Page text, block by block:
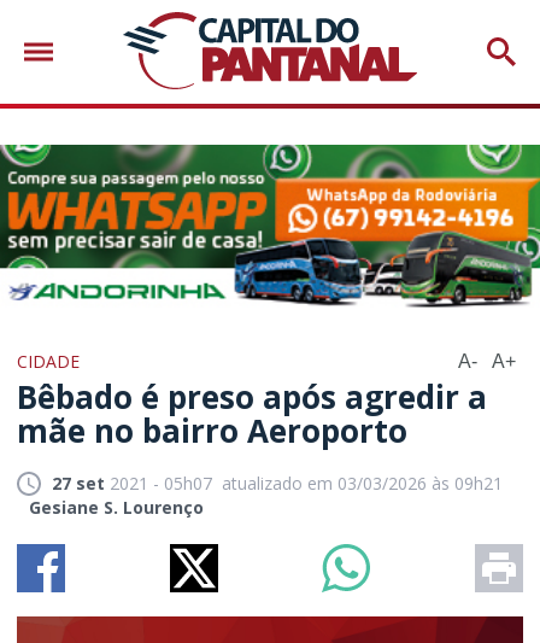
CIDADE A- A+
Bêbado é preso após agredir a
mãe no bairro Aeroporto
27 set 2021 - 05h07 atualizado em 03/03/2026 às 09h21
Gesiane S. Lourenço